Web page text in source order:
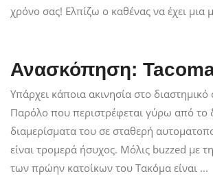
χρόνο σας! Ελπίζω ο καθένας να έχει μια
Ανασκόπηση:
Υπάρχει κάποια ακινησία στο
Παρόλο που περιστρέφεται γύρω από το
διαμερίσματα του σε σταθερή
είναι τρομερά ήσυχος. Μόλις buzzed με
των πρώην κατοίκων του Τακόμα είναι ...